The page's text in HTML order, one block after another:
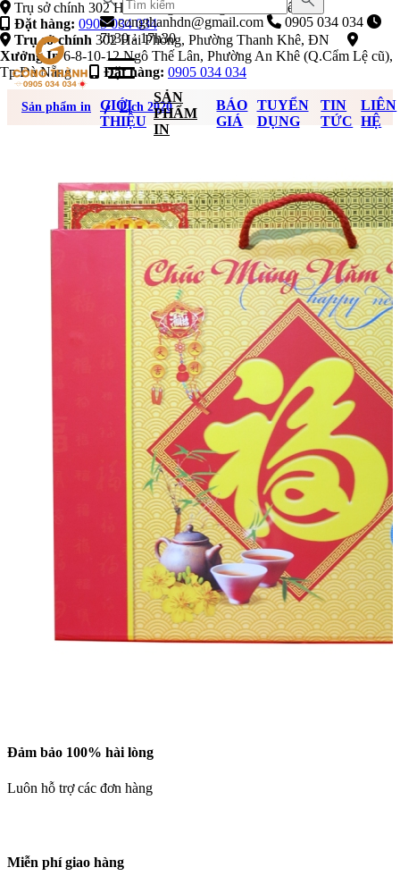
Trụ sở chính 302 Hải Phòng, Phường Thanh Khê
Đặt hàng: 0905 034 034
Trụ sở chính 302 Hải Phòng, Phường Thanh Khê, ĐN
Xưởng In6-8-10-12 Ngô Thế Lân, Phường An Khê (Q.Cẩm Lệ cũ),
Tp Đà Nẵng
Đặt hàng: 0905 034 034
congthanhdn@gmail.com
0905 034 034
7h30 - 17h30
GIỚI
THIỆU
SẢN
PHẨM
IN
BÁO
GIÁ
TUYỂN
DỤNG
TIN
TỨC
LIÊN
HỆ
Sản phẩm in Lịch 2020
Đảm bảo 100% hài lòng
Luôn hỗ trợ các đơn hàng
Miễn phí giao hàng